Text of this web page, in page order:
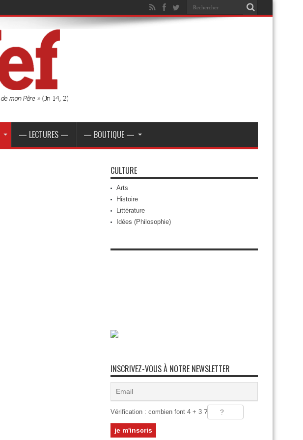
— LECTURES — — BOUTIQUE —
CULTURE
Arts
Histoire
Littérature
Idées (Philosophie)
INSCRIVEZ-VOUS À NOTRE NEWSLETTER
Vérification : combien font 4 + 3 ?